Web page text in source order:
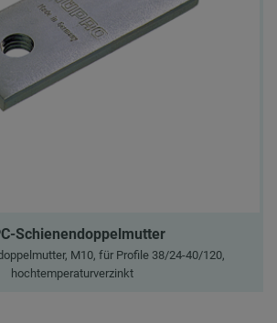
Schienendoppelmutter
M10, für Profile 38/24-40/120,
hochtemperaturverzinkt